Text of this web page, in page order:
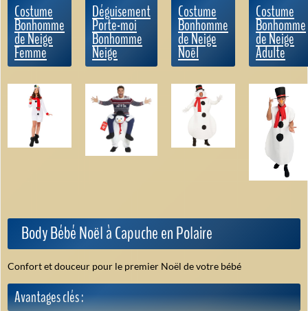
Costume
Bonhomme
de Neige
Femme
Déguisement
Porte-moi
Bonhomme
Neige
Costume
Bonhomme
de Neige
Noël
Costume
Bonhomme
de Neige
Adulte
Body Bébé Noël à Capuche en Polaire
Confort et douceur pour le premier Noël de votre bébé
Avantages clés :